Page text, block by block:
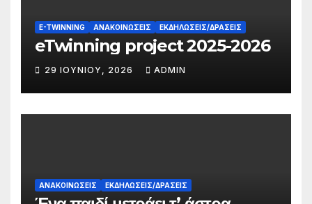
E-TWINNING ΑΝΑΚΟΙΝΏΣΕΙΣ ΕΚΔΗΛΏΣΕΙΣ/ΔΡΆΣΕΙΣ
eTwinning project 2025-2026
29 ΙΟΥΝΊΟΥ, 2026 ADMIN
ΑΝΑΚΟΙΝΏΣΕΙΣ ΕΚΔΗΛΏΣΕΙΣ/ΔΡΆΣΕΙΣ